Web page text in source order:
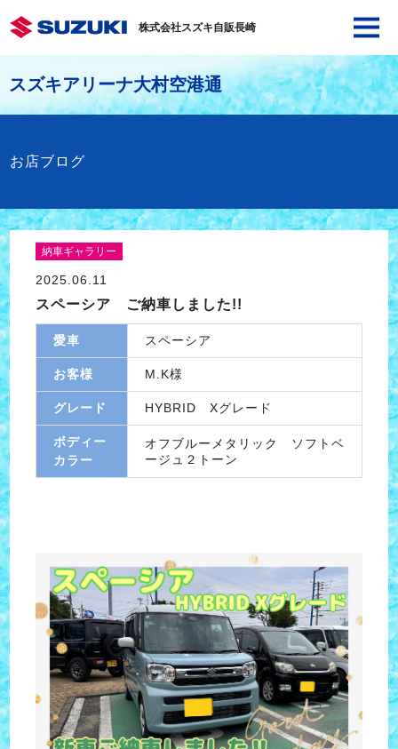
株式会社スズキ自販長崎
スズキアリーナ大村空港通
お店ブログ
納車ギャラリー
2025.06.11
スペーシア ご納車しました!!
愛車 スペーシア
お客様 M.K様
グレード HYBRID Xグレード
ボディー
カラー
オフブルーメタリック ソフトベ
ージュ２トーン